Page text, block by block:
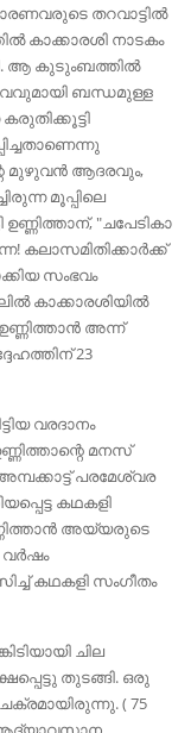
തറവാട്ടിൽ
കാക്കാരശി നാടകം
ആ കുടുംബത്തിൽ
ബന്ധമുള്ള
മുഴുവൻ ആദരവും,
മൂപ്പിലെ
ഉണ്ണിത്താന്, "ചപേടികാ
കലാസമിതിക്കാർക്ക്
സംഭവം
കാക്കാരശിയിൽ
അന്ന്
23
വരദാനം
മനസ്
പരമേശ്വര
കഥകളി
അയ്യരുടെ
വർഷം
കഥകളി സംഗീതം
ചില
തുടങ്ങി. ഒരു
( 75